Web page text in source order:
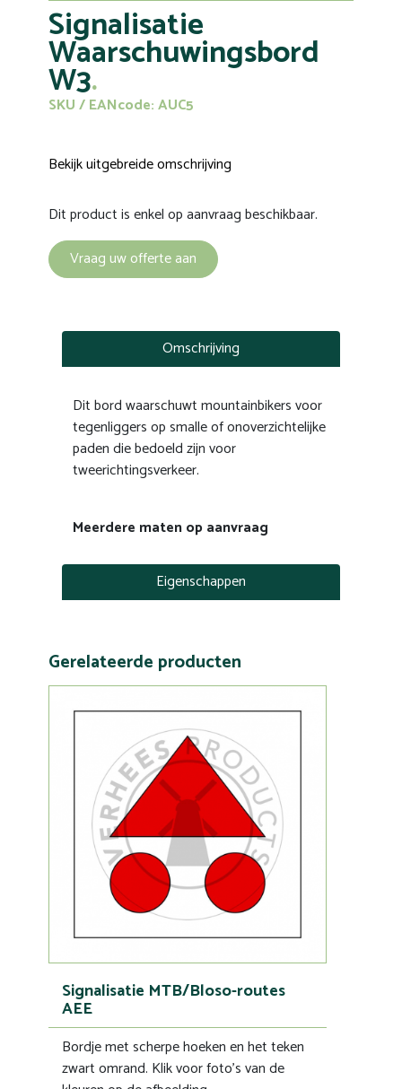
Signalisatie
Waarschuwingsbord
W3
SKU / EANcode: AUC5
Bekijk uitgebreide omschrijving
Dit product is enkel op aanvraag beschikbaar.
Vraag uw offerte aan
Omschrijving
Dit bord waarschuwt mountainbikers voor
tegenliggers op smalle of onoverzichtelijke
paden die bedoeld zijn voor
tweerichtingsverkeer.
Meerdere maten op aanvraag
Eigenschappen
Gerelateerde producten
Signalisatie MTB/Bloso-routes
AEE
Bordje met scherpe hoeken en het teken
zwart omrand. Klik voor foto's van de